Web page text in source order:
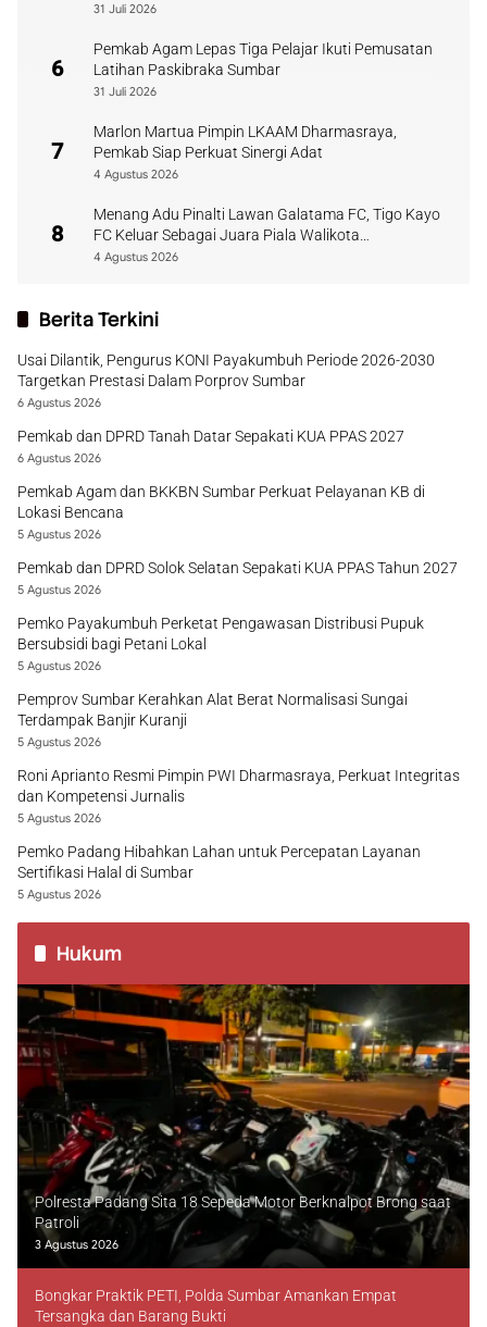
31 Juli 2026
6
Pemkab Agam Lepas Tiga Pelajar Ikuti Pemusatan
Latihan Paskibraka Sumbar
31 Juli 2026
7
Marlon Martua Pimpin LKAAM Dharmasraya,
Pemkab Siap Perkuat Sinergi Adat
4 Agustus 2026
8
Menang Adu Pinalti Lawan Galatama FC, Tigo Kayo
FC Keluar Sebagai Juara Piala Walikota
Payakumbuh
4 Agustus 2026
Berita Terkini
Usai Dilantik, Pengurus KONI Payakumbuh Periode 2026-2030
Targetkan Prestasi Dalam Porprov Sumbar
6 Agustus 2026
Pemkab dan DPRD Tanah Datar Sepakati KUA PPAS 2027
6 Agustus 2026
Pemkab Agam dan BKKBN Sumbar Perkuat Pelayanan KB di
Lokasi Bencana
5 Agustus 2026
Pemkab dan DPRD Solok Selatan Sepakati KUA PPAS Tahun 2027
5 Agustus 2026
Pemko Payakumbuh Perketat Pengawasan Distribusi Pupuk
Bersubsidi bagi Petani Lokal
5 Agustus 2026
Pemprov Sumbar Kerahkan Alat Berat Normalisasi Sungai
Terdampak Banjir Kuranji
5 Agustus 2026
Roni Aprianto Resmi Pimpin PWI Dharmasraya, Perkuat Integritas
dan Kompetensi Jurnalis
5 Agustus 2026
Pemko Padang Hibahkan Lahan untuk Percepatan Layanan
Sertifikasi Halal di Sumbar
5 Agustus 2026
Hukum
Polresta Padang Sita 18 Sepeda Motor Berknalpot Brong saat
Patroli
3 Agustus 2026
Bongkar Praktik PETI, Polda Sumbar Amankan Empat
Tersangka dan Barang Bukti